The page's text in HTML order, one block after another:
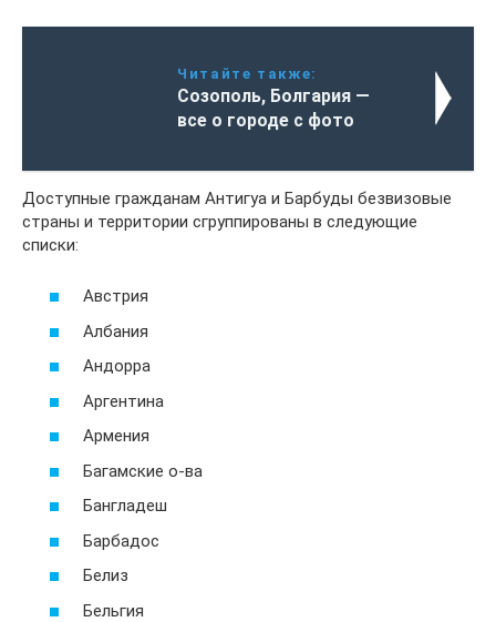
Читайте также:
Созополь, Болгария —
все о городе с фото
Доступные гражданам Антигуа и Барбуды безвизовые
страны и территории сгруппированы в следующие
списки:
Австрия
Албания
Андорра
Аргентина
Армения
Багамские о-ва
Бангладеш
Барбадос
Белиз
Бельгия